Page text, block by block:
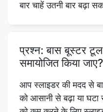
प्रश्न: बास बूस्टर टूल
आप स्लाइडर की मदद से
को आसानी से बढ़ा या
को कम करने के लिए
स्तर को बढ़ाने के लिए इसे